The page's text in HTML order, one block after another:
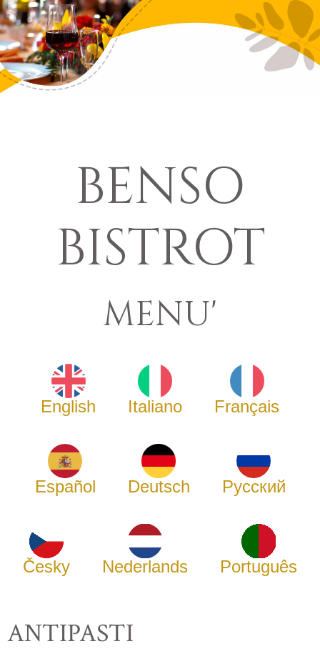
BENSO
BISTROT
MENU'
English Italiano Français
Español Deutsch Русский
Česky Nederlands Português
ANTIPASTI